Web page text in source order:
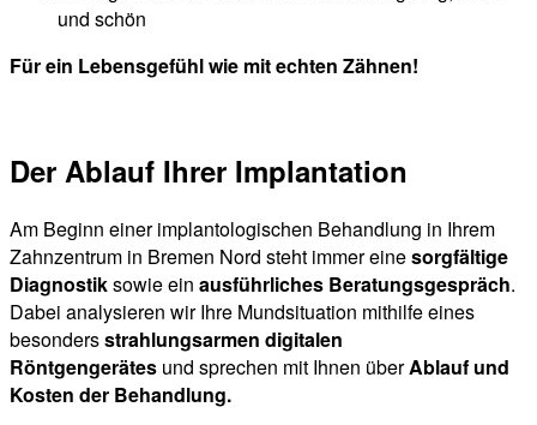
und schön
Für ein Lebensgefühl wie mit echten Zähnen!
Der Ablauf Ihrer Implantation
Am Beginn einer implantologischen Behandlung in Ihrem
Zahnzentrum in Bremen Nord steht immer einesorgfältige
Diagnostiksowie ein ausführliches Beratungsgespräch.
Dabei analysieren wir Ihre Mundsituation mithilfe eines
besondersstrahlungsarmen digitalen
Röntgengerätes und sprechen mit Ihnen überAblauf und
Kosten der Behandlung.